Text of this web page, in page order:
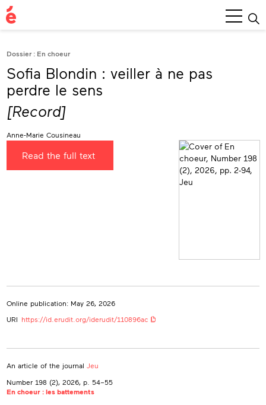
Main
Menu
Dossier : En choeur
Sofia Blondin : veiller à ne pas
perdre le sens
[Record]
Anne-Marie Cousineau
Read the full text
Online publication: May 26, 2026
URI https://id.erudit.org/iderudit/110896ac
An article of the journal Jeu
Number 198 (2), 2026 , p. 54–55
En choeur : les battements